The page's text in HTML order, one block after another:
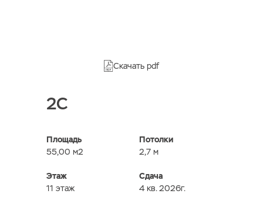
Скачать pdf
2C
Площадь
55,00 м2
Потолки
2,7 м
Этаж
11 этаж
Сдача
4 кв. 2026г.